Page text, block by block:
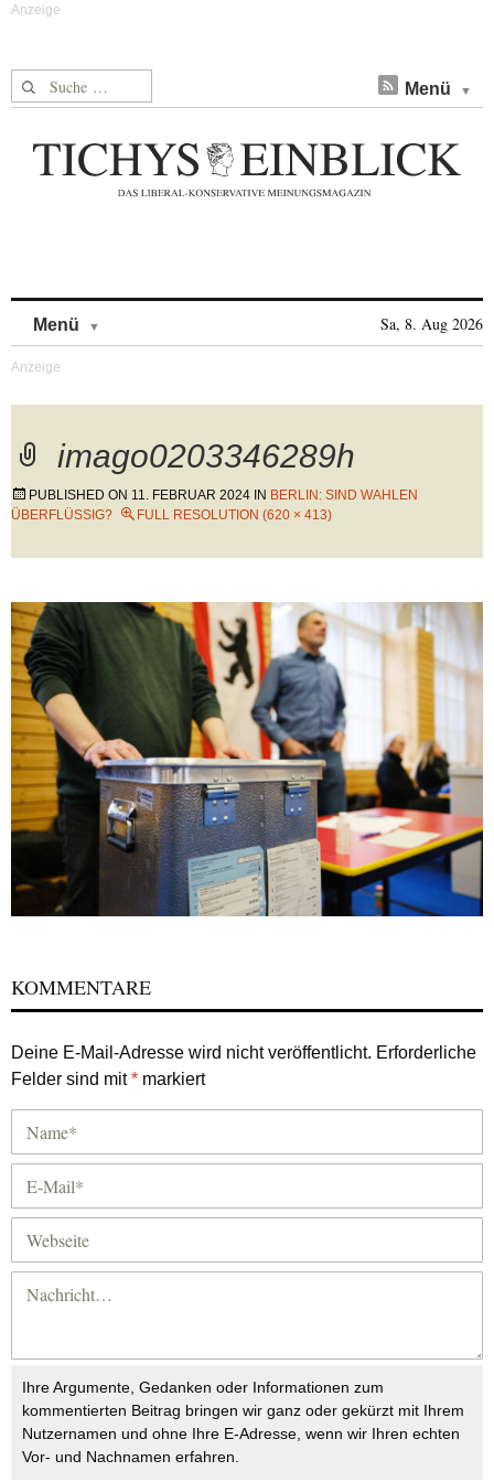
Suche nach: Menü
Menü Sa, 8. Aug 2026
imago0203346289h
PUBLISHED ON 11. FEBRUAR 2024 IN BERLIN: SIND WAHLEN
ÜBERFLÜSSIG?
FULL RESOLUTION (620 × 413)
KOMMENTARE
Deine E-Mail-Adresse wird nicht veröffentlicht. Erforderliche
Felder sind mit* markiert
Ihre Argumente, Gedanken oder Informationen zum
kommentierten Beitrag bringen wir ganz oder gekürzt mit Ihrem
Nutzernamen und ohne Ihre E-Adresse, wenn wir Ihren echten
Vor- und Nachnamen erfahren.